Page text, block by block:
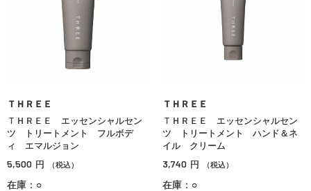
ＴＨＲＥＥ
ＴＨＲＥＥ エッセンシャルセン
ツ トリートメント フルボデ
ィ エマルジョン
5,500 円 （税込）
在庫：○
ＴＨＲＥＥ
ＴＨＲＥＥ エッセンシャルセン
ツ トリートメント ハンド＆ネ
イル クリーム
3,740 円 （税込）
在庫：○